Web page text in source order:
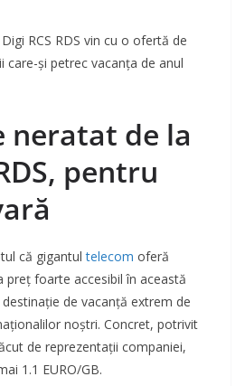
RCS RDS vin cu o ofertă de
și petrec vacanța de anul
neratat de la
pentru
că gigantultelecom oferă
preț foarte accesibil în această
de vacanță extrem de
noștri. Concret, potrivit
de reprezentații companiei,
1.1 EURO/GB.